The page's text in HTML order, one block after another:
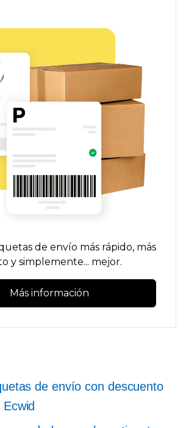
de envío más rápido, más
y simplemente... mejor.
Más información
de envío con descuento